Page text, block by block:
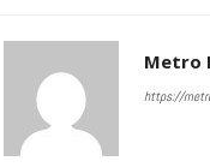
Metro
https://